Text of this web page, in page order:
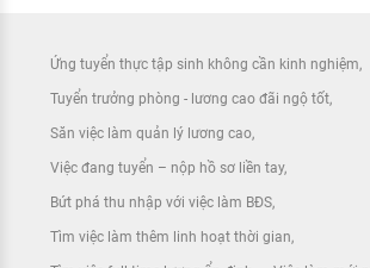
Ứng tuyển thực tập sinh không cần kinh nghiệm
Tuyển trưởng phòng - lương cao đãi ngộ tốt
Săn việc làm quản lý lương cao
Việc đang tuyển – nộp hồ sơ liền tay
Bứt phá thu nhập với việc làm BĐS
Tìm việc làm thêm linh hoạt thời gian